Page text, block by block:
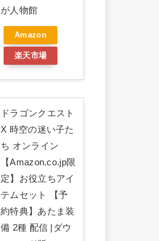
が人物館
Amazon
楽天市場
ドラゴンクエスト
X 時空の迷い子た
ち オンライン
【Amazon.co.jp限
定】お役立ちアイ
テムセット 【予
約特典】あたま装
備 2種 配信 |ダウ